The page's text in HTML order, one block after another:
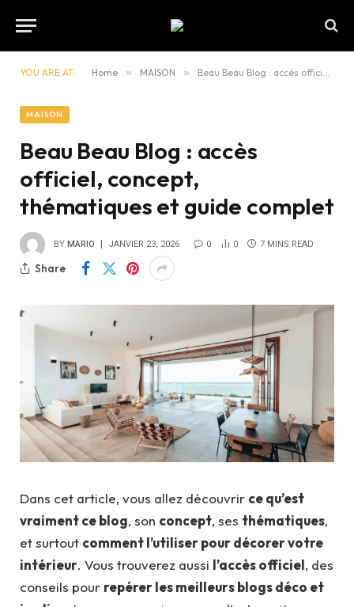
YOU ARE AT: Home » MAISON » Beau Beau Blog : accès officiel, concept, thématiques et guide complet
MAISON
Beau Beau Blog : accès
officiel, concept,
thématiques et guide complet
BY MARIO JANVIER 23, 2026 0 0 7 MINS READ
Share
Dans cet article, vous allez découvrir ce qu’est
vraiment ce blog, son concept, ses thématiques,
et surtout comment l’utiliser pour décorer votre
intérieur. Vous trouverez aussi l’accès officiel, des
conseils pour repérer les meilleurs blogs déco et